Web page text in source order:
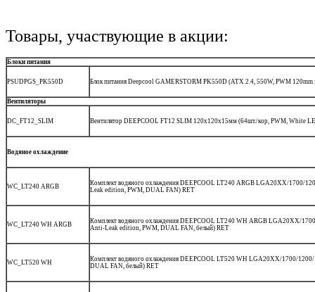
Товары, участвующие в акции:
Блоки питания
PSUDPGS_PK550D Блок питания Deepcool GAMERSTORM PK550D (ATX 2.4, 550W, PWM
Вентиляторы
DC_FT12_SLIM Вентилятор DEEPCOOL FT12 SLIM 120x120x15мм (64шт./кор, PWM, White
Водяное охлаждение
WC_LT240 ARGB
Комплект водяного охлаждения DEEPCOOL LT240 ARGB LGA20XX/
Leak edition, PWM, DUAL FAN) RET
WC_LT240 WH ARGB
Комплект водяного охлаждения DEEPCOOL LT240 WH ARGB LGA20XX/
Anti-Leak edition, PWM, DUAL FAN, белый) RET
WC_LT520 WH
Комплект водяного охлаждения DEEPCOOL LT520 WH LGA20XX/1700/
DUAL FAN, белый) RET